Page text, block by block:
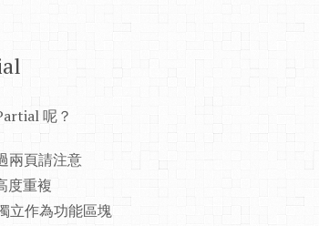
呢？
兩頁請注意
度重複
立作為功能區塊